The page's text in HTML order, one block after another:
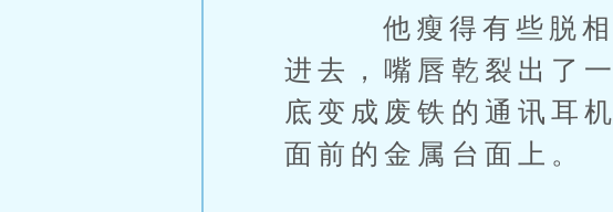
他瘦得有些脱相了
进去，嘴唇乾裂出了
底变成废铁的通讯耳
面前的金属台面上。